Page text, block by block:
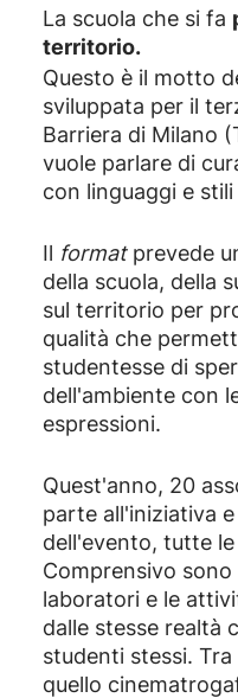
La scuola che si fa
territorio.
Questo è il motto
sviluppata per il
Barriera di Milano
vuole parlare di
con linguaggi e
Il format prevede
della scuola, della
sul territorio per
qualità che
studentesse di
dell'ambiente con
espressioni.
Quest'anno, 20
parte all'iniziativa
dell'evento, tutte
Comprensivo
laboratori e le
dalle stesse realtà
studenti stessi.
quello